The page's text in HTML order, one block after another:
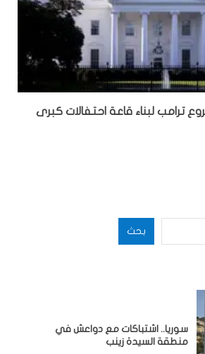
ترامب لبناء قاعة احتفالات كبرى
بحث
سوريا.. اشتباكات مع دواعش في
منطقة السيدة زينب